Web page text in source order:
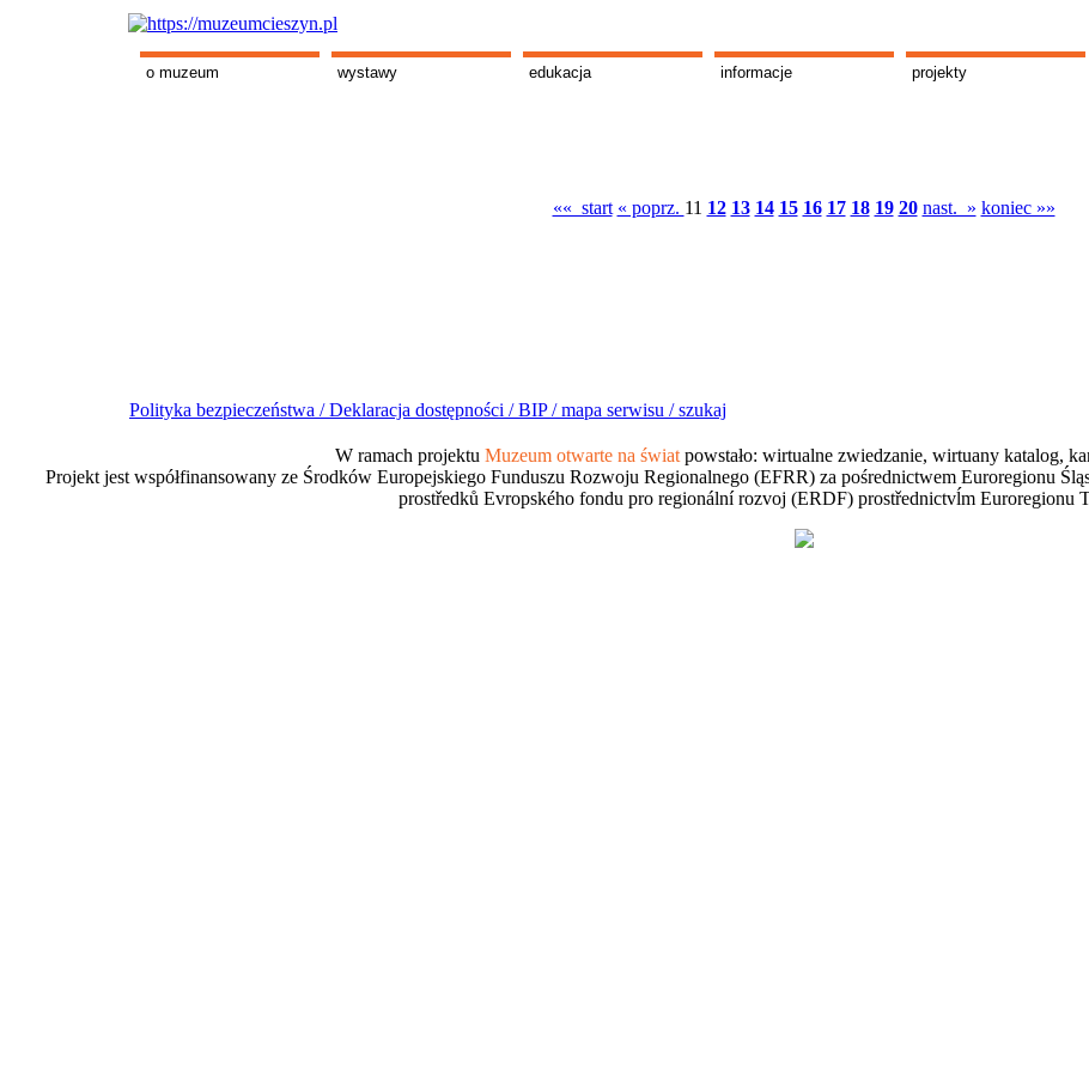
o muzeum wystawy edukacja informacje projekty
«« start « poprz. 11 12 13 14 15 16 17 18 19 20 nast. » koniec »»
Polityka bezpieczeństwa /Deklaracja dostępności /BIP /mapa serwisu /szukaj
W ramach projektu Muzeum otwarte na świat powstało: wirtualne zwiedzanie, wirtuany katalog,
Projekt jest współfinansowany ze Środków Europejskiego Funduszu Rozwoju Regionalnego (EFRR) za pośrednictwem Euroregionu
prostředků Evropského fondu pro regionální rozvoj (ERDF) prostřednictvĺm Euroregionu